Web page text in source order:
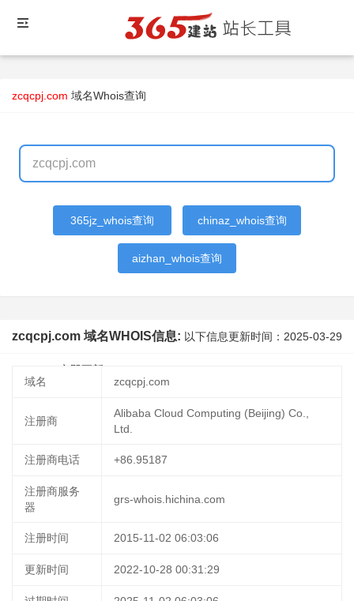
zcqcpj.com 域名Whois查询
365jz_whois查询 chinaz_whois查询
aizhan_whois查询
zcqcpj.com 域名WHOIS信息: 以下信息更新时间： 2025-03-29
立即更新
域名
zcqcpj.com
注册商
Alibaba Cloud Computing (Beijing) Co.,
Ltd.
注册商电话 +86.95187
注册商服务
器
grs-whois.hichina.com
注册时间 2015-11-02 06:03:06
更新时间 2022-10-28 00:31:29